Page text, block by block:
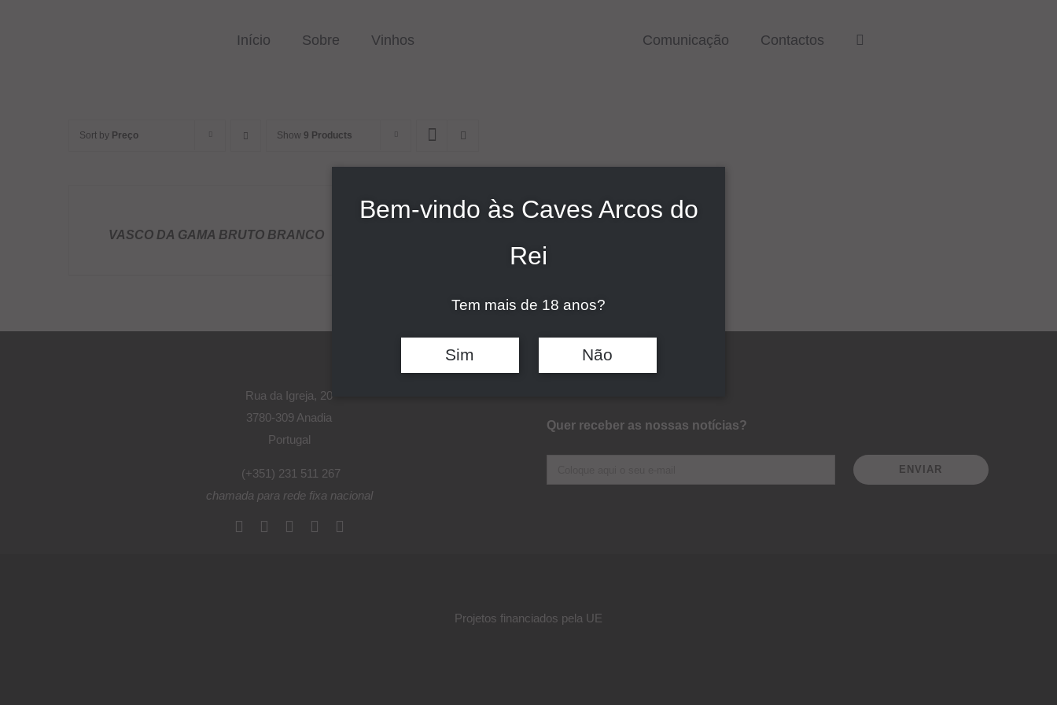
Início Sobre Vinhos Comunicação Contactos
Sort by Preço Show 9 Products
VASCO DA GAMA BRUTO BRANCO
Rua da Igreja, 20
3780-309 Anadia
Portugal
(+351) 231 511 267
chamada para rede fixa nacional
Quer receber as nossas notícias?
ENVIAR
Projetos financiados pela UE
Bem-vindo às Caves Arcos do
Rei
Tem mais de 18 anos?
Sim Não